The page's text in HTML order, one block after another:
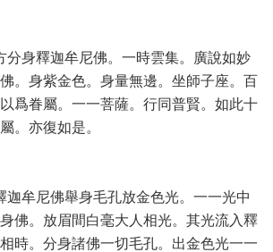
身釋迦牟尼佛。一時雲集。廣說如妙
。身紫金色。身量無邊。坐師子座。百
爲眷屬。一一菩薩。行同普賢。如此十
。亦復如是。
牟尼佛舉身毛孔放金色光。一一光中
佛。放眉間白毫大人相光。其光流入釋
時。分身諸佛一切毛孔。出金色光一一